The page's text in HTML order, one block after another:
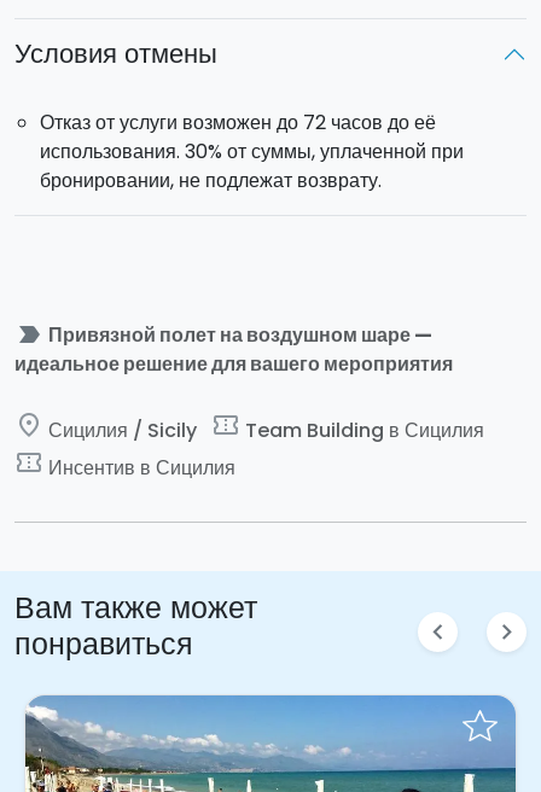
Условия отмены
Отказ от услуги возможен до 72 часов до её
использования. 30% от суммы, уплаченной при
бронировании, не подлежат возврату.
label_important Привязной полет на воздушном шаре —
идеальное решение для вашего мероприятия
place Сицилия / Sicily confirmation_number Team Building в Сицилия
confirmation_number Инсентив в Сицилия
Вам также может
понравиться
chevron_left chevron_right